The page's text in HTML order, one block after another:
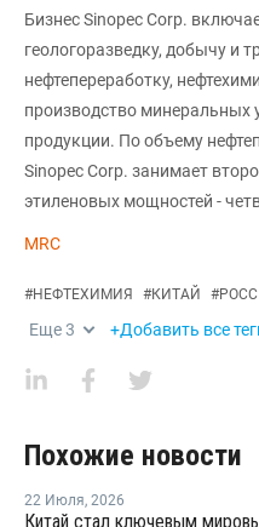
Бизнес Sinopec Corp.
геологоразведку, добычу и
нефтепереработку,
производство минеральных
продукции. По объему
Sinopec Corp. занимает
этиленовых мощностей -
MRC
#НЕФТЕХИМИЯ #КИТАЙ #
Еще3 +Добавить все
Похожие новости
22 Июля, 2026